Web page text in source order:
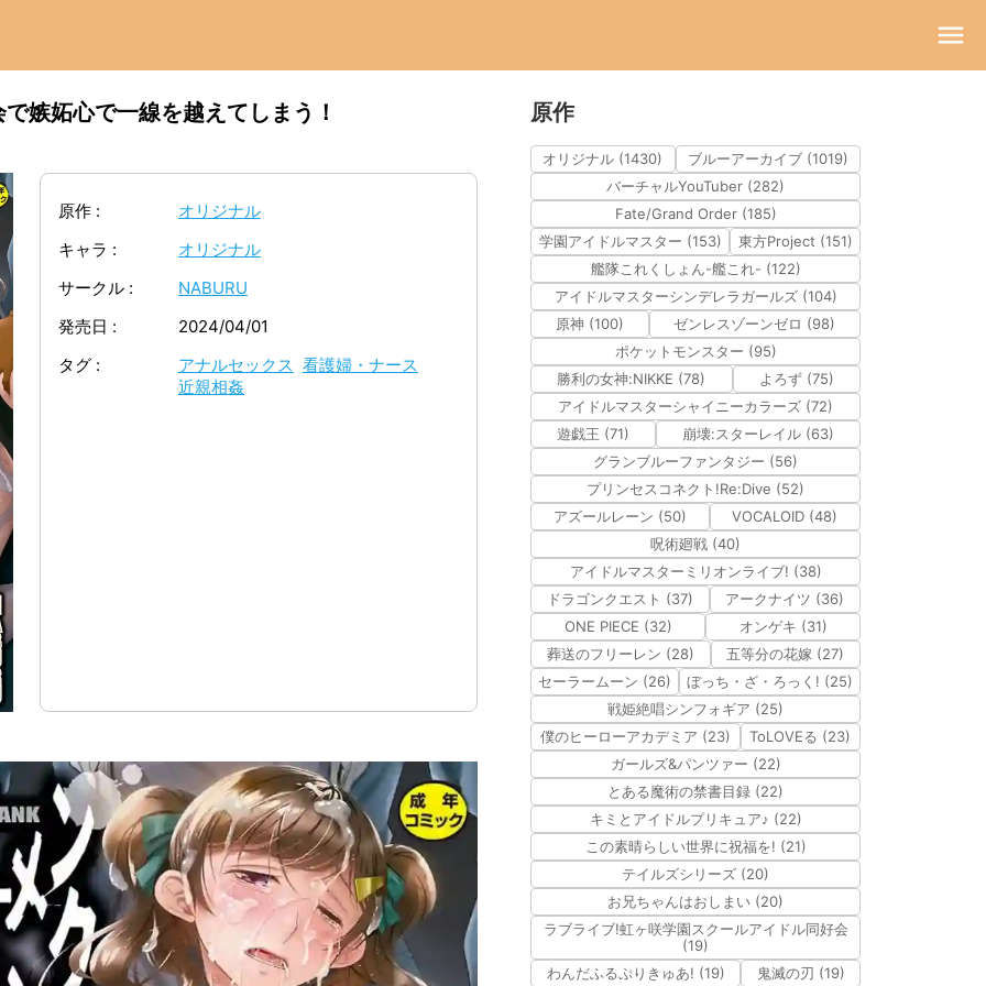
嫉妬心で一線を越えてしまう！
原作
オリジナル
キャラ
オリジナル
サークル
NABURU
発売日
2024/04/01
タグ
アナルセックス 看護婦・ナース
近親相姦
原作
オリジナル (1430)
ブルーアーカイブ (1019)
バーチャルYouTuber (282)
Fate/Grand Order (185)
学園アイドルマスター (153)
東方Project (151)
艦隊これくしょん-艦これ- (122)
アイドルマスターシンデレラガールズ (104)
原神 (100)
ゼンレスゾーンゼロ (98)
ポケットモンスター (95)
勝利の女神:NIKKE (78)
よろず (75)
アイドルマスターシャイニーカラーズ (72)
遊戯王 (71)
崩壊:スターレイル (63)
グランブルーファンタジー (56)
プリンセスコネクト!Re:Dive (52)
アズールレーン (50)
VOCALOID (48)
呪術廻戦 (40)
アイドルマスターミリオンライブ! (38)
ドラゴンクエスト (37)
アークナイツ (36)
ONE PIECE (32)
オンゲキ (31)
葬送のフリーレン (28)
五等分の花嫁 (27)
セーラームーン (26)
ぼっち・ざ・ろっく! (25)
戦姫絶唱シンフォギア (25)
僕のヒーローアカデミア (23)
ToLOVEる (23)
ガールズ&パンツァー (22)
とある魔術の禁書目録 (22)
キミとアイドルプリキュア♪ (22)
この素晴らしい世界に祝福を! (21)
テイルズシリーズ (20)
お兄ちゃんはおしまい (20)
ラブライブ!虹ヶ咲学園スクールアイドル同好会
(19)
わんだふるぷりきゅあ! (19)
鬼滅の刃 (19)